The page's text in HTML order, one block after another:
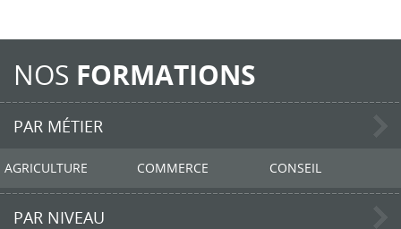
NOS FORMATIONS
PAR MÉTIER
AGRICULTURE COMMERCE CONSEIL
PAR NIVEAU